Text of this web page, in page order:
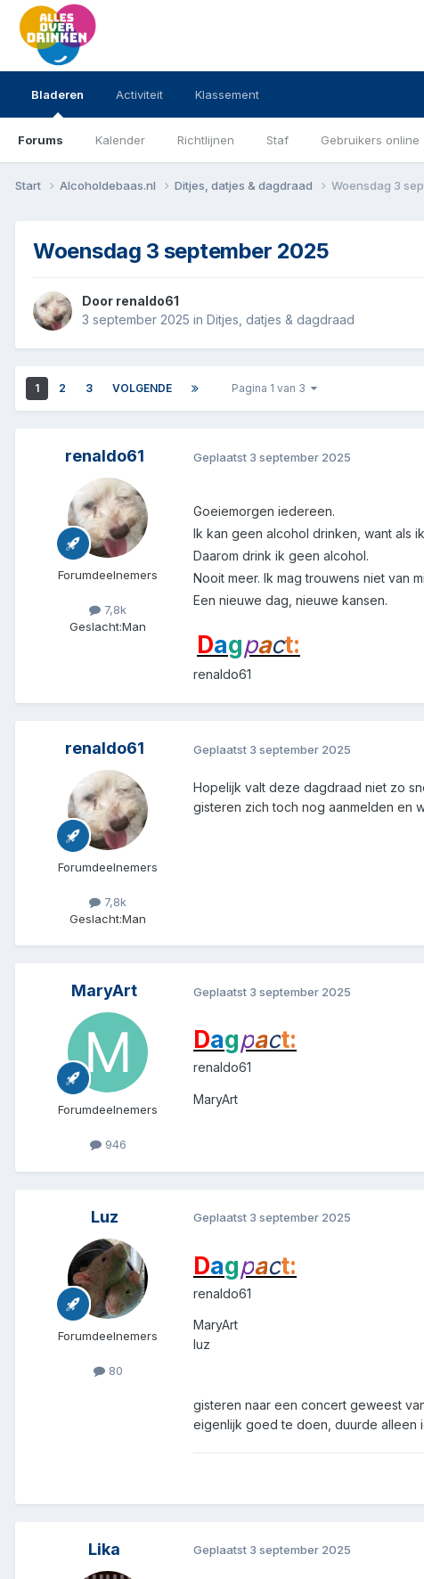
Bladeren
Forums Kalender Richtlijnen Staf Gebruikers online
Activiteit Klassement
Start Alcoholdebaas.nl Ditjes, datjes & dagdraad Woensdag 3
Woensdag 3 september 2025
Door renaldo61
3 september 2025 in Ditjes, datjes & dagdraad
1 2 3 VOLGENDE Pagina 1 van 3
renaldo61
Forumdeelnemers
7,8k
Geslacht:Man
Geplaatst 3 september 2025
Goeiemorgen iedereen.
Ik kan geen alcohol drinken, want als
Daarom drink ik geen alcohol.
Nooit meer. Ik mag trouwens niet van
Een nieuwe dag, nieuwe kansen.
Dagpact:
renaldo61
renaldo61
Forumdeelnemers
7,8k
Geslacht:Man
Geplaatst 3 september 2025
Hopelijk valt deze dagdraad niet zo
gisteren zich toch nog aanmelden en
MaryArt
Forumdeelnemers
946
Geplaatst 3 september 2025
Dagpact:
renaldo61
MaryArt
Luz
Forumdeelnemers
80
Geplaatst 3 september 2025
Dagpact:
renaldo61
MaryArt
luz
gisteren naar een concert geweest
eigenlijk goed te doen, duurde alleen
Lika Geplaatst 3 september 2025